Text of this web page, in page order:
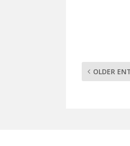
OLDER